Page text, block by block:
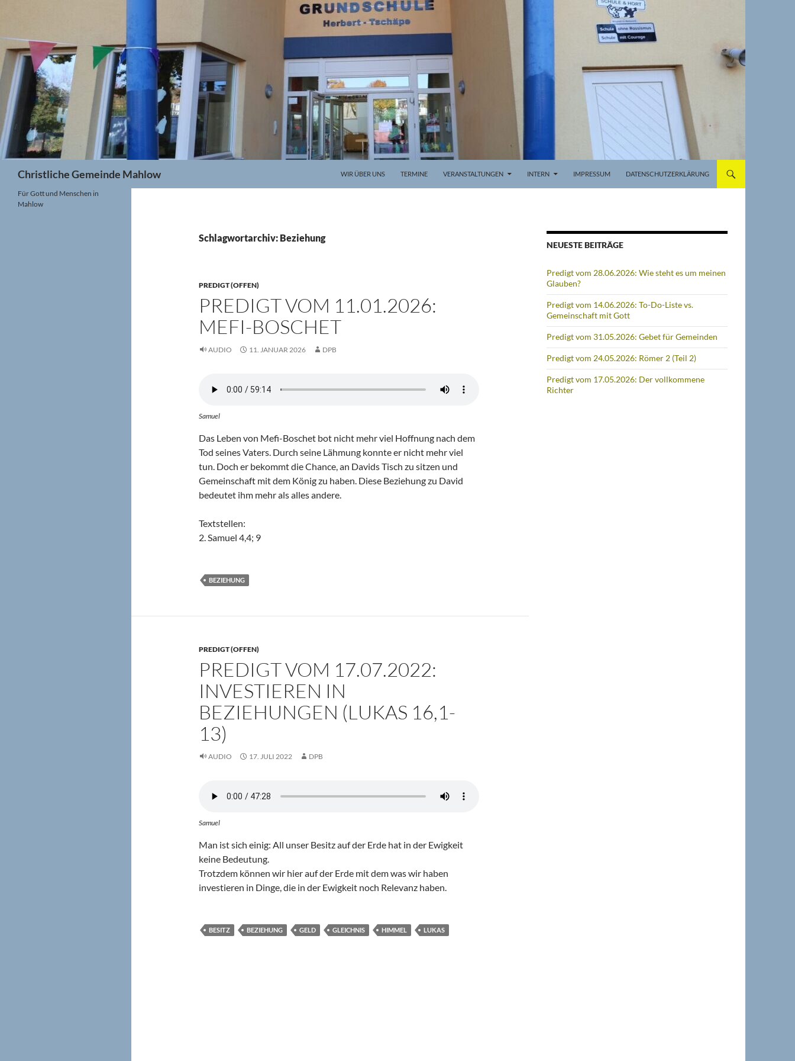
springen
Christliche Gemeinde Mahlow WIR ÜBER UNS TERMINE VERANSTALTUNGEN INTERN IMPRESSUM DATENSCHUTZERKLÄRUNG
Schlagwortarchiv: Beziehung
PREDIGT (OFFEN)
PREDIGT VOM 11.01.2026:
MEFI-BOSCHET
AUDIO 11. JANUAR 2026 DPB
Samuel
Das Leben von Mefi-Boschet bot nicht mehr viel Hoffnung nach dem
Tod seines Vaters. Durch seine Lähmung konnte er nicht mehr viel
tun. Doch er bekommt die Chance, an Davids Tisch zu sitzen und
Gemeinschaft mit dem König zu haben. Diese Beziehung zu David
bedeutet ihm mehr als alles andere.
Textstellen:
2. Samuel 4,4; 9
BEZIEHUNG
PREDIGT (OFFEN)
PREDIGT VOM 17.07.2022:
INVESTIEREN IN
BEZIEHUNGEN (LUKAS 16,1-
13)
AUDIO 17. JULI 2022 DPB
Samuel
Man ist sich einig: All unser Besitz auf der Erde hat in der Ewigkeit
keine Bedeutung.
Trotzdem können wir hier auf der Erde mit dem was wir haben
investieren in Dinge, die in der Ewigkeit noch Relevanz haben.
BESITZ BEZIEHUNG GELD GLEICHNIS HIMMEL LUKAS
NEUESTE BEITRÄGE
Predigt vom 28.06.2026: Wie steht es um meinen
Glauben?
Predigt vom 14.06.2026: To-Do-Liste vs.
Gemeinschaft mit Gott
Predigt vom 31.05.2026: Gebet für Gemeinden
Predigt vom 24.05.2026: Römer 2 (Teil 2)
Predigt vom 17.05.2026: Der vollkommene
Richter
Für Gott und Menschen in
Mahlow